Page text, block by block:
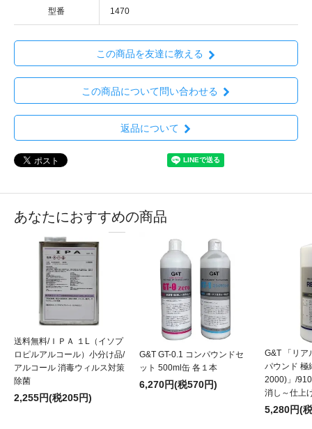
型番 1470
この商品を友達に教える
この商品について問い合わせる
返品について
あなたにおすすめの商品
送料無料/ＩＰＡ １L（イソプ
ロピルアルコール）小分け品/
アルコール 消毒ウィルス対策
除菌
2,255円(税205円)
G&T GT-0.1 コンパウンドセ
ット 500ml缶 各１本
6,270円(税570円)
G&T 「リア
パウンド 極
2000)」/
消し～仕上
5,280円(